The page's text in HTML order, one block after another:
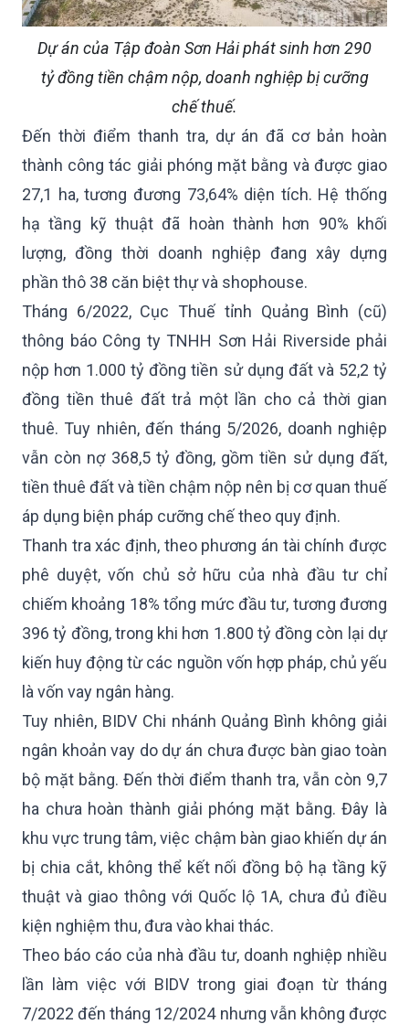
Dự án của Tập đoàn Sơn Hải phát sinh hơn 290
tỷ đồng tiền chậm nộp, doanh nghiệp bị cưỡng
chế thuế.
Đến thời điểm thanh tra, dự án đã cơ bản hoàn
thành công tác giải phóng mặt bằng và được giao
27,1 ha, tương đương 73,64% diện tích. Hệ thống
hạ tầng kỹ thuật đã hoàn thành hơn 90% khối
lượng, đồng thời doanh nghiệp đang xây dựng
phần thô 38 căn biệt thự và shophouse.
Tháng 6/2022, Cục Thuế tỉnh Quảng Bình (cũ)
thông báo Công ty TNHH Sơn Hải Riverside phải
nộp hơn 1.000 tỷ đồng tiền sử dụng đất và 52,2 tỷ
đồng tiền thuê đất trả một lần cho cả thời gian
thuê. Tuy nhiên, đến tháng 5/2026, doanh nghiệp
vẫn còn nợ 368,5 tỷ đồng, gồm tiền sử dụng đất,
tiền thuê đất và tiền chậm nộp nên bị cơ quan thuế
áp dụng biện pháp cưỡng chế theo quy định.
Thanh tra xác định, theo phương án tài chính được
phê duyệt, vốn chủ sở hữu của nhà đầu tư chỉ
chiếm khoảng 18% tổng mức đầu tư, tương đương
396 tỷ đồng, trong khi hơn 1.800 tỷ đồng còn lại dự
kiến huy động từ các nguồn vốn hợp pháp, chủ yếu
là vốn vay ngân hàng.
Tuy nhiên, BIDV Chi nhánh Quảng Bình không giải
ngân khoản vay do dự án chưa được bàn giao toàn
bộ mặt bằng. Đến thời điểm thanh tra, vẫn còn 9,7
ha chưa hoàn thành giải phóng mặt bằng. Đây là
khu vực trung tâm, việc chậm bàn giao khiến dự án
bị chia cắt, không thể kết nối đồng bộ hạ tầng kỹ
thuật và giao thông với Quốc lộ 1A, chưa đủ điều
kiện nghiệm thu, đưa vào khai thác.
Theo báo cáo của nhà đầu tư, doanh nghiệp nhiều
lần làm việc với BIDV trong giai đoạn từ tháng
7/2022 đến tháng 12/2024 nhưng vẫn không được